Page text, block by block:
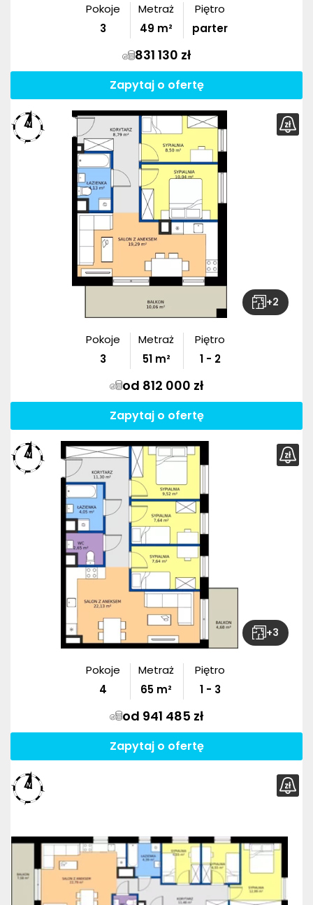
Pokoje
3
Metraż
49 m²
Piętro
parter
831 130 zł
Zapytaj o ofertę
+2
Pokoje
3
Metraż
51m²
Piętro
1 - 2
od 812 000 zł
Zapytaj o ofertę
+3
Pokoje
4
Metraż
65 m²
Piętro
1 - 3
od 941 485 zł
Zapytaj o ofertę